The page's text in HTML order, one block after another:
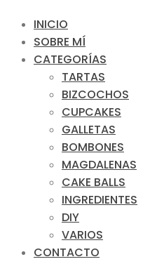
INICIO
SOBRE MÍ
CATEGORÍAS
TARTAS
BIZCOCHOS
CUPCAKES
GALLETAS
BOMBONES
MAGDALENAS
CAKE BALLS
INGREDIENTES
DIY
VARIOS
CONTACTO